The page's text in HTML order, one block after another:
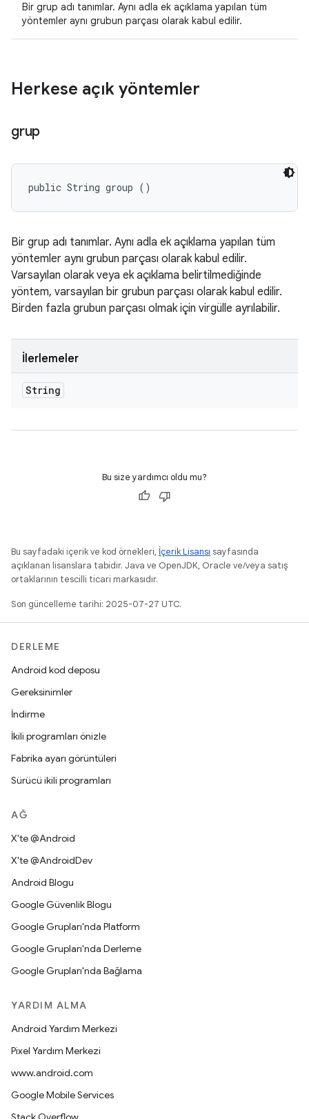
Bir grup adı tanımlar. Aynı adla ek açıklama yapılan tüm
yöntemler aynı grubun parçası olarak kabul edilir.
Herkese açık yöntemler
grup
public String group ()
Bir grup adı tanımlar. Aynı adla ek açıklama yapılan tüm
yöntemler aynı grubun parçası olarak kabul edilir.
Varsayılan olarak veya ek açıklama belirtilmediğinde
yöntem, varsayılan bir grubun parçası olarak kabul edilir.
Birden fazla grubun parçası olmak için virgülle ayrılabilir.
İlerlemeler
String
Bu size yardımcı oldu mu?
Bu sayfadaki içerik ve kod örnekleri, İçerik Lisansı sayfasında
açıklanan lisanslara tabidir. Java ve OpenJDK, Oracle ve/veya satış
ortaklarının tescilli ticari markasıdır.
Son güncelleme tarihi: 2025-07-27 UTC.
DERLEME
Android kod deposu
Gereksinimler
İndirme
İkili programları önizle
Fabrika ayarı görüntüleri
Sürücü ikili programları
AĞ
X'te @Android
X'te @AndroidDev
Android Blogu
Google Güvenlik Blogu
Google Grupları'nda Platform
Google Grupları'nda Derleme
Google Grupları'nda Bağlama
YARDIM ALMA
Android Yardım Merkezi
Pixel Yardım Merkezi
www.android.com
Google Mobile Services